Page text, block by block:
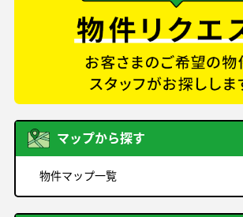
マップから探す
物件マップ一覧